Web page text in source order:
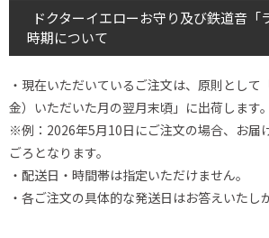
ドクターイエローお守り及び鉄道音「
時期について
・現在いただいているご注文は、原則として
金）いただいた月の翌月末頃」に出荷します。
※例：2026年5月10日にご注文の場合、お届
ごろとなります。
・配送日・時間帯は指定いただけません。
・各ご注文の具体的な発送日はお答えいたし